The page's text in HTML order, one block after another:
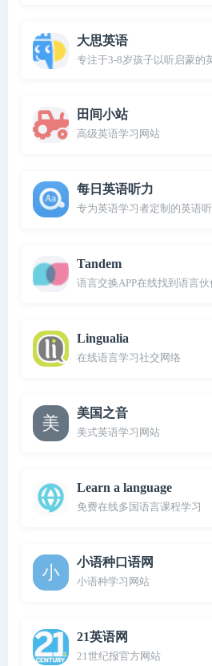
大思英语
专注于3-8岁孩子以听启蒙的
田间小站
高级英语学习网站
每日英语听力
专为英语学习者定制的英语
Tandem
语言交换APP在线找到语言伙
Lingualia
在线语言学习社交网络
美国之音
美式英语学习网站
Learn a language
免费在线多国语言课程学习
小语种口语网
小语种学习网站
21英语网
21世纪报官方网站